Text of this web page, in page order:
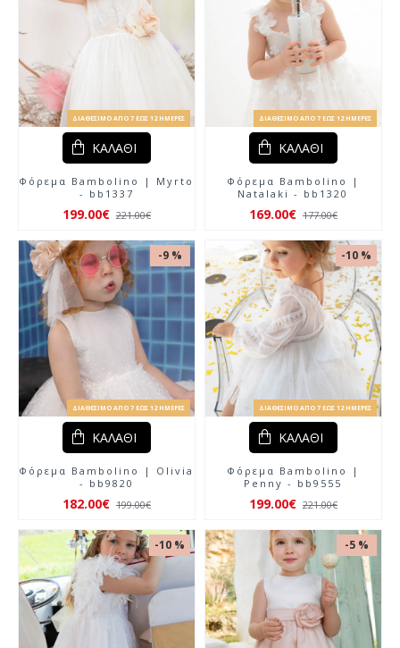
ΔΙΑΘΈΣΙΜΟ ΑΠΌ 7 ΈΩΣ 12 ΗΜΈΡΕΣ
Φόρεμα Bambolino | Myrto
- bb1337
199.00€ 221.00€
ΚΑΛΆΘΙ
ΔΙΑΘΈΣΙΜΟ ΑΠΌ 7 ΈΩΣ 12 ΗΜΈΡΕΣ
Φόρεμα Bambolino |
Natalaki - bb1320
169.00€ 177.00€
ΚΑΛΆΘΙ
-9 %
ΔΙΑΘΈΣΙΜΟ ΑΠΌ 7 ΈΩΣ 12 ΗΜΈΡΕΣ
Φόρεμα Bambolino | Olivia
- bb9820
182.00€ 199.00€
ΚΑΛΆΘΙ
-10 %
ΔΙΑΘΈΣΙΜΟ ΑΠΌ 7 ΈΩΣ 12 ΗΜΈΡΕΣ
Φόρεμα Bambolino |
Penny - bb9555
199.00€ 221.00€
ΚΑΛΆΘΙ
-10 % -5 %